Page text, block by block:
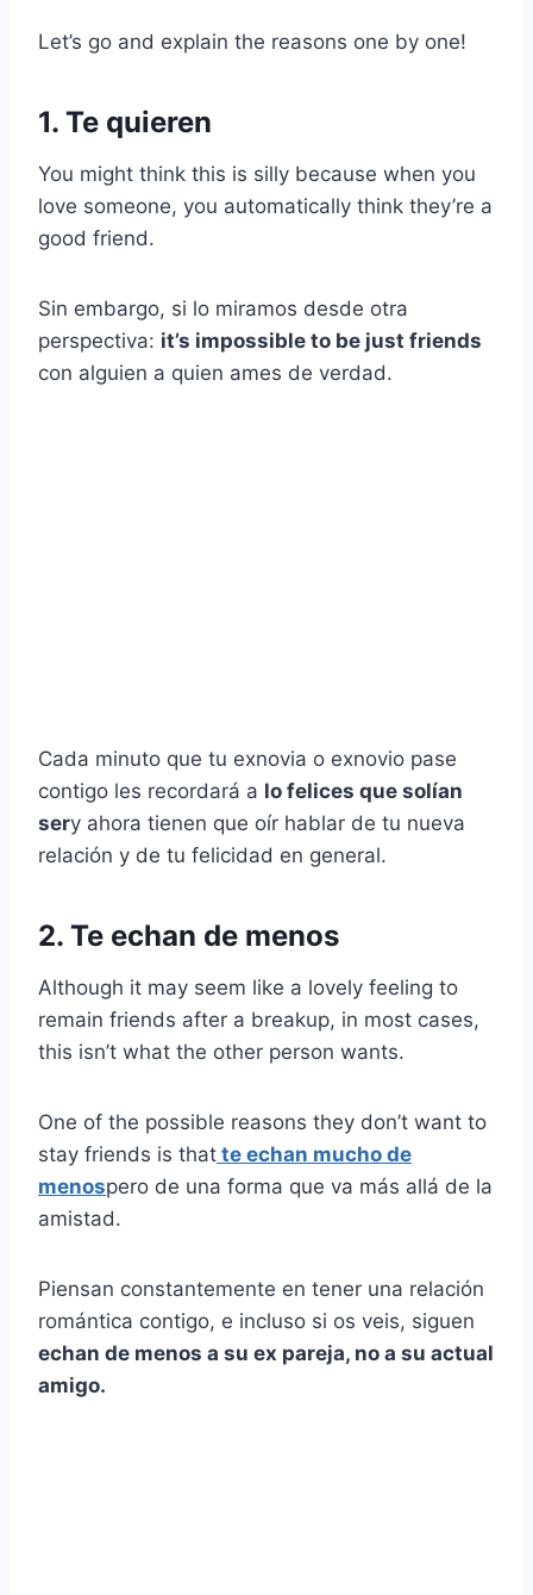
Let’s go and explain the reasons one by one!
1. Te quieren
You might think this is silly because when you
love someone, you automatically think they’re a
good friend.
Sin embargo, si lo miramos desde otra
perspectiva: it’s impossible to be just friends
con alguien a quien ames de verdad.
Cada minuto que tu exnovia o exnovio pase
contigo les recordará a lo felices que solían
sery ahora tienen que oír hablar de tu nueva
relación y de tu felicidad en general.
2. Te echan de menos
Although it may seem like a lovely feeling to
remain friends after a breakup, in most cases,
this isn’t what the other person wants.
One of the possible reasons they don’t want to
stay friends is that te echan mucho de
menospero de una forma que va más allá de la
amistad.
Piensan constantemente en tener una relación
romántica contigo, e incluso si os veis, siguen
echan de menos a su ex pareja, no a su actual
amigo.